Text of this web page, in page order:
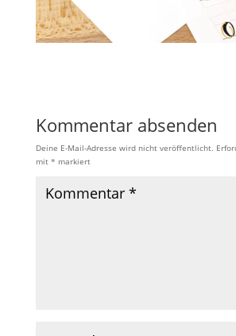
Kommentar absenden
Deine E-Mail-Adresse wird nicht veröffentlicht.
mit * markiert